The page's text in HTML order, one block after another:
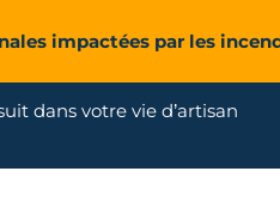
impactées par les
dans votre vie d’artisan